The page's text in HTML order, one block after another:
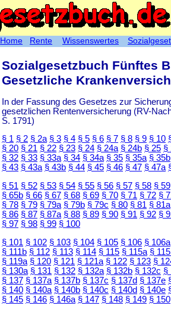
Sozialgesetzbuch Fünftes
Gesetzliche
In der Fassung des Gesetzes zur
gesetzlichen Rentenversicherung (RV-
S. 1791)
§ 1 § 2 § 2a § 3 § 4 § 5 § 6 § 7 § 8 § 9 § 10
§ 20 § 21 § 22 § 23 § 24 § 24a § 24b § 25 §
§ 32 § 33 § 33a § 34 § 34a § 35 § 35a § 35b
§ 43 § 43a § 43b § 44 § 45 § 46 § 47 § 47a
§ 51 § 52 § 53 § 54 § 55 § 56 § 57 § 58 § 59
§ 65b § 66 § 67 § 68 § 69 § 70 § 71 § 72 §
§ 78 § 79 § 79a § 79b § 79c § 80 § 81 § 81a
§ 86 § 87 § 87a § 88 § 89 § 90 § 91 § 92 §
§ 97 § 98 § 99 § 100
§ 101 § 102 § 103 § 104 § 105 § 106 § 106a
§ 111b § 112 § 113 § 114 § 115 § 115a §
§ 119a § 120 § 121 § 121a § 122 § 123 §
§ 130a § 131 § 132 § 132a § 132b § 132c §
§ 137 § 137a § 137b § 137c § 137d § 137e
§ 140 § 140a § 140b § 140c § 140d § 140e
§ 145 § 146 § 146a § 147 § 148 § 149 § 150
Home Rente Wissenswertes